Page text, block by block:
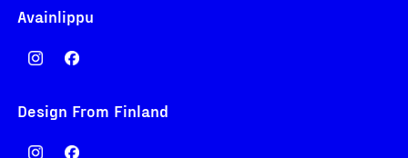
Avainlippu
Design From Finland